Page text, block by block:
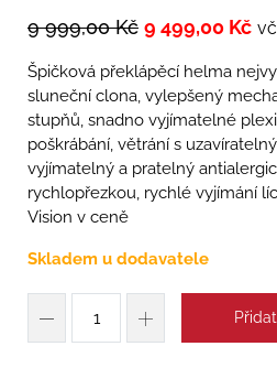
9 999,00Kč 9 499,00 Kč
Špičková překlápěcí helma
sluneční clona, vylepšený
stupňů, snadno vyjímatelné
poškrábání, větrání s
vyjímatelný a pratelný
rychlopřezkou, rychlé vyjímání
Vision v ceně
Skladem u dodavatele